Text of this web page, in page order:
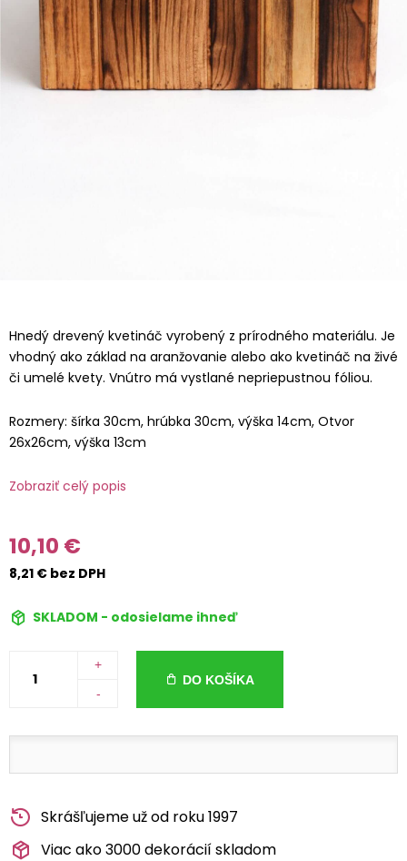
Hnedý drevený kvetináč vyrobený z prírodného materiálu. Je
vhodný ako základ na aranžovanie alebo ako kvetináč na živé
či umelé kvety. Vnútro má vystlané nepriepustnou fóliou.
Rozmery: šírka 30cm, hrúbka 30cm, výška 14cm, Otvor
26x26cm, výška 13cm
Zobraziť celý popis
10,10 €
8,21 € bez DPH
SKLADOM - odosielame ihneď
+
-
DO KOŠÍKA
Skrášľujeme už od roku 1997
Viac ako 3000 dekorácií skladom